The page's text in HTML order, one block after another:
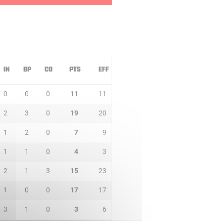
IN BP CO PTS EFF
0 0 0 11 11
2 3 0 19 20
1 2 0 7 9
1 1 0 4 3
2 1 3 15 23
1 0 0 17 17
3 1 0 3 6